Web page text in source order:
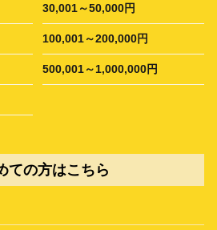
30,001～50,000円
100,001～200,000円
500,001～1,000,000円
ての方はこちら